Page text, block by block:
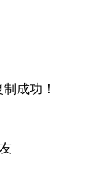
制成功！